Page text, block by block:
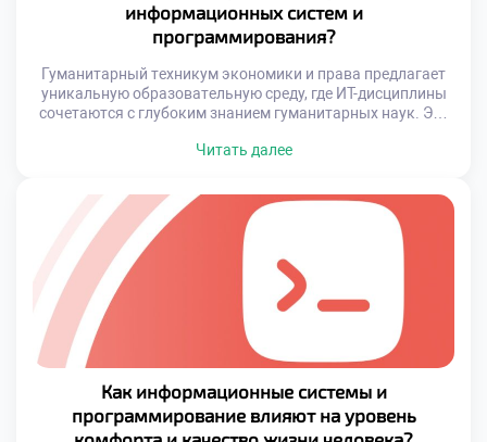
информационных систем и
программирования?
Гуманитарный техникум экономики и права предлагает
уникальную образовательную среду, где ИТ-дисциплины
сочетаются с глубоким знанием гуманитарных наук. Это
подходить к решению задач комплексно. Образование
программирования или алгоритмами, но и освоение
навыков анализа, коммуникации и этической
ответственности. Выбирая поступить в наш техникум, […]
Читать далее
Как информационные системы и
программирование влияют на уровень